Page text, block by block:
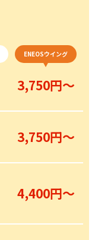
ENEOSウイング
3,750円～
3,750円～
4,400円～